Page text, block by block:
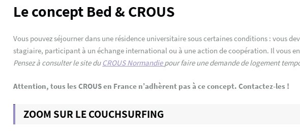
Le concept Bed & CROUS
Vous pouvez séjourner dans une résidence universitaire sous certaines conditions : vous
stagiaire, participant à un échange international ou à une action de coopération. Il vous
Pensez à consulter le site du CROUS Normandiepour faire une demande de logement
Attention, tous les CROUS en France n’adhèrent pas à ce concept. Contactez-les !
ZOOM SUR LE COUCHSURFING